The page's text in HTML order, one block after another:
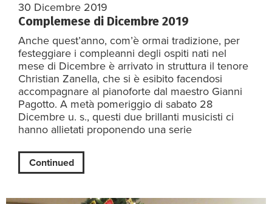
30 Dicembre 2019
Complemese di Dicembre 2019
Anche quest’anno, com’è ormai tradizione, per
festeggiare i compleanni degli ospiti nati nel
mese di Dicembre è arrivato in struttura il tenore
Christian Zanella, che si è esibito facendosi
accompagnare al pianoforte dal maestro Gianni
Pagotto. A metà pomeriggio di sabato 28
Dicembre u. s., questi due brillanti musicisti ci
hanno allietati proponendo una serie
Continued